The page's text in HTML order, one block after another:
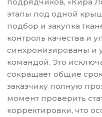
этапы под одной
подбор и закупка
контроль качества и
синхронизированы и
командой. Это
сокращает общие
заказчику полную
момент проверить
корректировки, что